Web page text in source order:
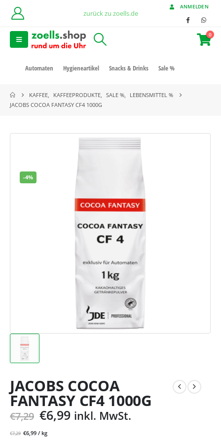
zurück zu zoells.de
ANMELDEN
0
Automaten Hygieneartikel Snacks & Drinks Sale %
KAFFEE, KAFFEEPRODUKTE, SALE %,
LEBENSMITTEL %
JACOBS COCOA FANTASY CF4 1000G
-4%
JACOBS COCOA
FANTASY CF4 1000G
€7,29 €6,99 inkl. MwSt.
€7,29 €6,99/ kg